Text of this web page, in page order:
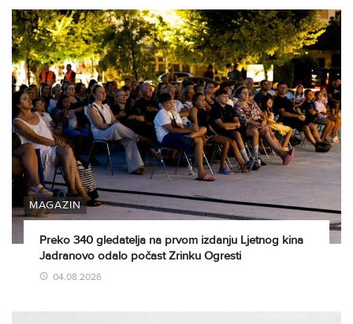
MAGAZIN
Preko 340 gledatelja na prvom izdanju Ljetnog kina
Jadranovo odalo počast Zrinku Ogresti
04.08.2026